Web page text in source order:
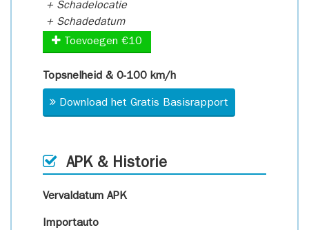
+ Schadelocatie
+ Schadedatum
Toevoegen €10
Topsnelheid & 0-100 km/h
Download het Gratis Basisrapport
APK & Historie
Vervaldatum APK
Importauto